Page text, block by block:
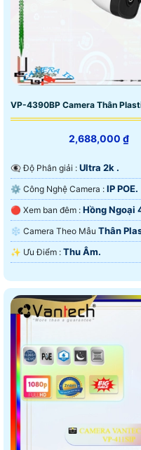
VP-4390BP Camera Thân
2,688,000 ₫
👁️‍🗨 Độ Phân giải : Ultra 2k .
⚙ Công Nghệ Camera : IP POE.
🔴 Xem ban đêm : Hồng Ngoại
❄ Camera Theo Mẫu Thân
️✨ Ưu Điểm : Thu Âm.